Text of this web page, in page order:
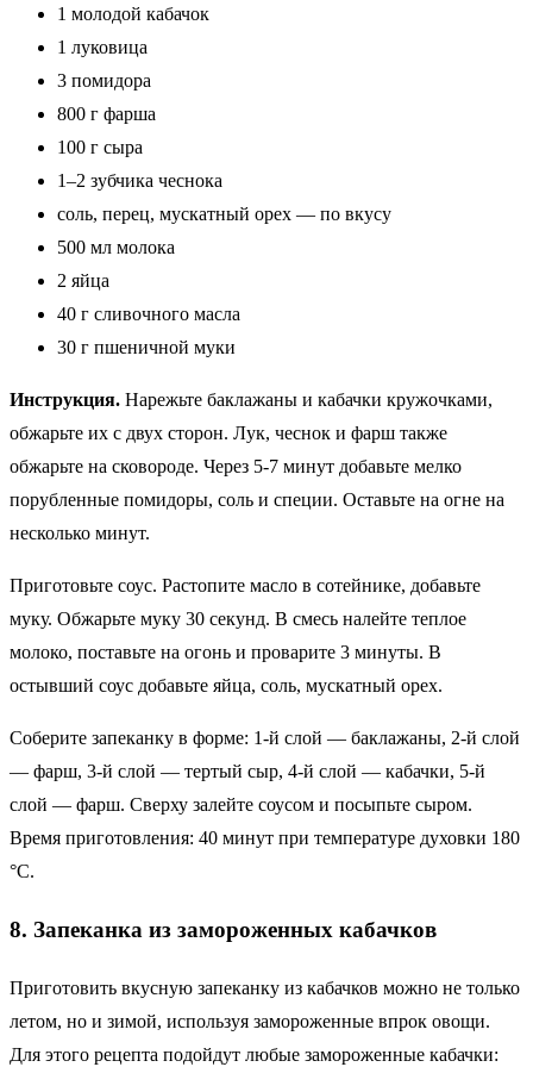
1 молодой кабачок
1 луковица
3 помидора
800 г фарша
100 г сыра
1–2 зубчика чеснока
соль, перец, мускатный орех — по вкусу
500 мл молока
2 яйца
40 г сливочного масла
30 г пшеничной муки
Инструкция. Нарежьте баклажаны и кабачки кружочками,
обжарьте их с двух сторон. Лук, чеснок и фарш также
обжарьте на сковороде. Через 5-7 минут добавьте мелко
порубленные помидоры, соль и специи. Оставьте на огне на
несколько минут.
Приготовьте соус. Растопите масло в сотейнике, добавьте
муку. Обжарьте муку 30 секунд. В смесь налейте теплое
молоко, поставьте на огонь и проварите 3 минуты. В
остывший соус добавьте яйца, соль, мускатный орех.
Соберите запеканку в форме: 1-й слой — баклажаны, 2-й слой
— фарш, 3-й слой — тертый сыр, 4-й слой — кабачки, 5-й
слой — фарш. Сверху залейте соусом и посыпьте сыром.
Время приготовления: 40 минут при температуре духовки 180
°C.
8. Запеканка из замороженных кабачков
Приготовить вкусную запеканку из кабачков можно не только
летом, но и зимой, используя замороженные впрок овощи.
Для этого рецепта подойдут любые замороженные кабачки: